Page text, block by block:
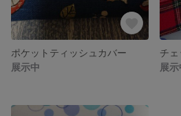
ポケットティッシュカバー
展示中
チ
展示